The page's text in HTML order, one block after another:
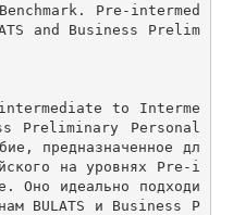
Pre-intermed
and Business Prelim
intermediate to Interme
Preliminary Personal
предназначенное дл
на уровнях Pre-i
Оно идеально подходи
BULATS и Business P